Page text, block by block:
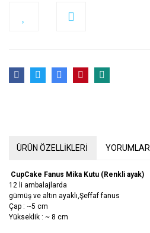
ÜRÜN ÖZELLİKLERİ YORUMLAR
CupCake Fanus Mika Kutu (Renkli ayak)
12 li ambalajlarda
gümüş ve altın ayaklı,Şeffaf fanus
Çap : ~5 cm
Yükseklik : ~ 8 cm